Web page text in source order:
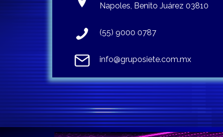
Napoles, Benito Juárez 03810
(55) 9000 0787
info@gruposiete.com.mx